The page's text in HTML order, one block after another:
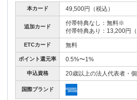
本カード 49,500円（税込）
追加カード
付帯特典なし：無料※
付帯特典あり：13,200円（
ETCカード 無料
ポイント還元率 0.5%〜1%
申込資格 20歳以上の法人代表者・
国際ブランド